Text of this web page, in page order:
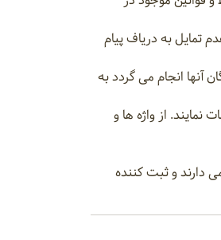
تمایل به دریاف پیام
انجام می گردد به
از واژه ها و
دارند و ثبت کننده